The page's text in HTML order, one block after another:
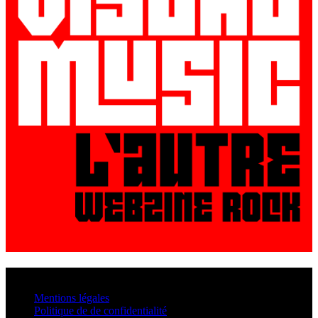
Mentions légales
Politique de de confidentialité